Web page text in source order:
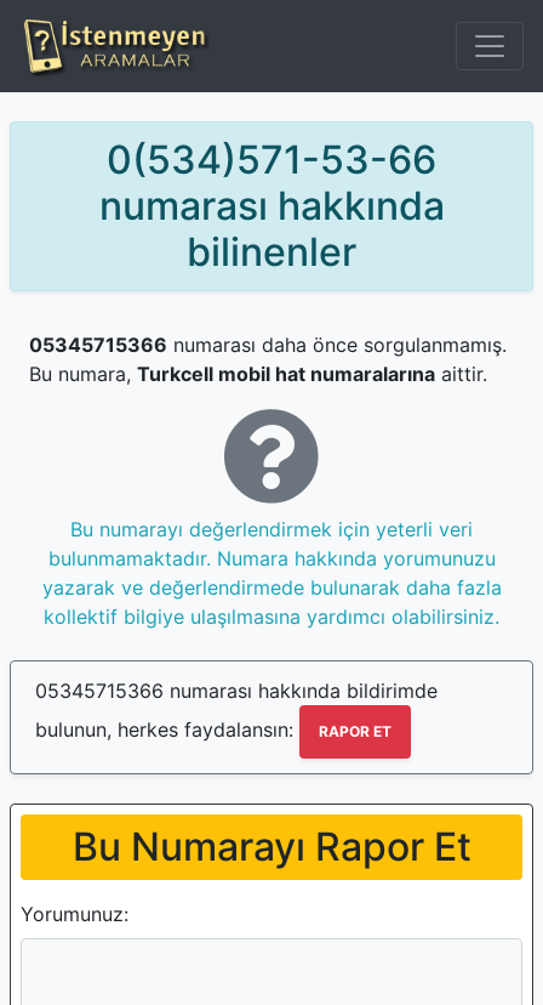
0(534)571-53-66
numarası hakkında
bilinenler
05345715366 numarası daha önce sorgulanmamış.
Bu numara, Turkcell mobil hat numaralarına aittir.
Bu numarayı değerlendirmek için yeterli veri
bulunmamaktadır. Numara hakkında yorumunuzu
yazarak ve değerlendirmede bulunarak daha fazla
kollektif bilgiye ulaşılmasına yardımcı olabilirsiniz.
05345715366 numarası hakkında bildirimde
bulunun, herkes faydalansın:
RAPOR ET
Bu Numarayı Rapor Et
Yorumunuz: